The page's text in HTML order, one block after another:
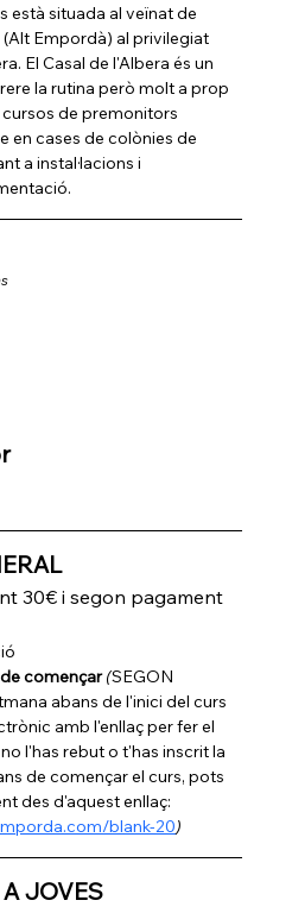
està situada al veïnat de
Empordà) al privilegiat
El Casal de l'Albera és un
la rutina però molt a prop
cursos de premonitors
en cases de colònies de
a instal·lacions i
30€ i segon pagament
començar (SEGON
abans de l'inici del curs
amb l'enllaç per fer el
l'has rebut o t'has inscrit la
de començar el curs, pots
des d'aquest enllaç:
blank-20)
JOVES